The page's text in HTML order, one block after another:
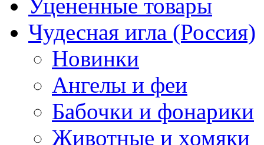
Уцененные товары
Чудесная игла (Россия)
Новинки
Ангелы и феи
Бабочки и фонарики
Животные и хомяки